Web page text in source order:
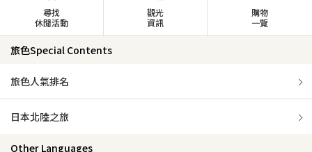
尋找
休閒活動
觀光
資訊
購物
一覽
旅色Special Contents
旅色人氣排名
日本北陸之旅
Other Languages